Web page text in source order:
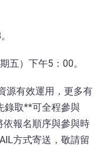
五）下午5：00。
源有效運用，更多有
錄取**可全程參與
依報名順序與參與時
方式寄送，敬請留